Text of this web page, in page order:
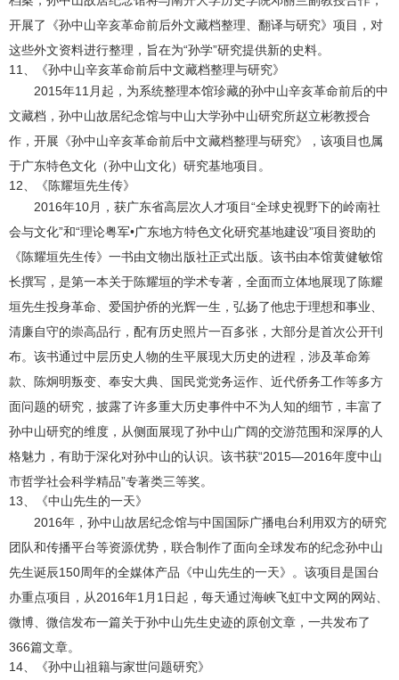
开展了《孙中山辛亥革命前后外文藏档整理、翻译与研究》项目，对
这些外文资料进行整理，旨在为“孙学”研究提供新的史料。
11、《孙中山辛亥革命前后中文藏档整理与研究》
2015年11月起，为系统整理本馆珍藏的孙中山辛亥革命前后的中
文藏档，孙中山故居纪念馆与中山大学孙中山研究所赵立彬教授合
作，开展《孙中山辛亥革命前后中文藏档整理与研究》，该项目也属
于广东特色文化（孙中山文化）研究基地项目。
12、《陈耀垣先生传》
2016年10月，获广东省高层次人才项目“全球史视野下的岭南社
会与文化”和“理论粤军•广东地方特色文化研究基地建设”项目资助的
《陈耀垣先生传》一书由文物出版社正式出版。该书由本馆黄健敏馆
长撰写，是第一本关于陈耀垣的学术专著，全面而立体地展现了陈耀
垣先生投身革命、爱国护侨的光辉一生，弘扬了他忠于理想和事业、
清廉自守的崇高品行，配有历史照片一百多张，大部分是首次公开刊
布。该书通过中层历史人物的生平展现大历史的进程，涉及革命筹
款、陈炯明叛变、奉安大典、国民党党务运作、近代侨务工作等多方
面问题的研究，披露了许多重大历史事件中不为人知的细节，丰富了
孙中山研究的维度，从侧面展现了孙中山广阔的交游范围和深厚的人
格魅力，有助于深化对孙中山的认识。该书获“2015—2016年度中山
市哲学社会科学精品”专著类三等奖。
13、《中山先生的一天》
2016年，孙中山故居纪念馆与中国国际广播电台利用双方的研究
团队和传播平台等资源优势，联合制作了面向全球发布的纪念孙中山
先生诞辰150周年的全媒体产品《中山先生的一天》。该项目是国台
办重点项目，从2016年1月1日起，每天通过海峡飞虹中文网的网站、
微博、微信发布一篇关于孙中山先生史迹的原创文章，一共发布了
366篇文章。
14、《孙中山祖籍与家世问题研究》